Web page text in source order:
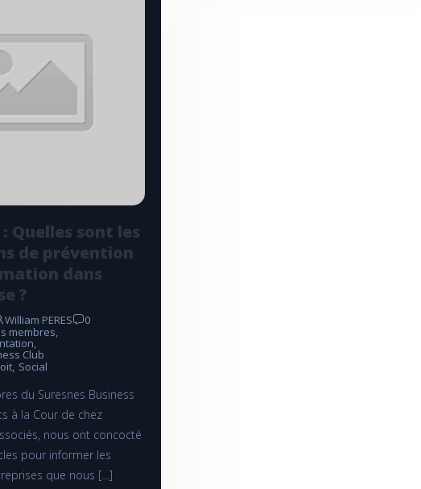
: Quelles sont les
de prévention
dans
?
William PERES
0
membres
,
Club
Social
du Suresnes Business
à la Cour de chez
nous ont concocté
pour informer les
que nous […]